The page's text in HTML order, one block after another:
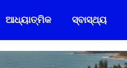
ଆଧ୍ୟାତ୍ମିକ ସ୍ବାସ୍ଥ୍ୟ